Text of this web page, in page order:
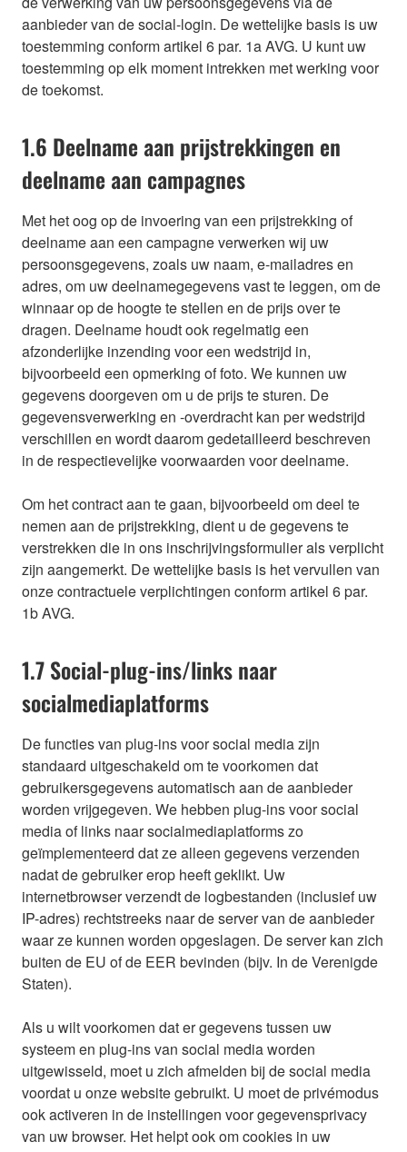
aanbieder van de social-login. De wettelijke basis is uw
toestemming conform artikel 6 par. 1a AVG. U kunt uw
toestemming op elk moment intrekken met werking voor
de toekomst.
1.6 Deelname aan prijstrekkingen en
deelname aan campagnes
Met het oog op de invoering van een prijstrekking of
deelname aan een campagne verwerken wij uw
persoonsgegevens, zoals uw naam, e-mailadres en
adres, om uw deelnamegegevens vast te leggen, om de
winnaar op de hoogte te stellen en de prijs over te
dragen. Deelname houdt ook regelmatig een
afzonderlijke inzending voor een wedstrijd in,
bijvoorbeeld een opmerking of foto. We kunnen uw
gegevens doorgeven om u de prijs te sturen. De
gegevensverwerking en -overdracht kan per wedstrijd
verschillen en wordt daarom gedetailleerd beschreven
in de respectievelijke voorwaarden voor deelname.
Om het contract aan te gaan, bijvoorbeeld om deel te
nemen aan de prijstrekking, dient u de gegevens te
verstrekken die in ons inschrijvingsformulier als verplicht
zijn aangemerkt. De wettelijke basis is het vervullen van
onze contractuele verplichtingen conform artikel 6 par.
1b AVG.
1.7 Social-plug-ins/links naar
socialmediaplatforms
De functies van plug-ins voor social media zijn
standaard uitgeschakeld om te voorkomen dat
gebruikersgegevens automatisch aan de aanbieder
worden vrijgegeven. We hebben plug-ins voor social
media of links naar socialmediaplatforms zo
geïmplementeerd dat ze alleen gegevens verzenden
nadat de gebruiker erop heeft geklikt. Uw
internetbrowser verzendt de logbestanden (inclusief uw
IP-adres) rechtstreeks naar de server van de aanbieder
waar ze kunnen worden opgeslagen. De server kan zich
buiten de EU of de EER bevinden (bijv. In de Verenigde
Staten).
Als u wilt voorkomen dat er gegevens tussen uw
systeem en plug-ins van social media worden
uitgewisseld, moet u zich afmelden bij de social media
voordat u onze website gebruikt. U moet de privémodus
ook activeren in de instellingen voor gegevensprivacy
van uw browser. Het helpt ook om cookies in uw